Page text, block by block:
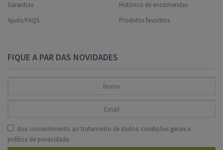
Garantias
Ajuda/FAQS
Histórico de encomendas
Produtos favoritos
FIQUE A PAR DAS NOVIDADES
dou consentimento ao tratamento de dados: condições gerais e
política de privacidade.